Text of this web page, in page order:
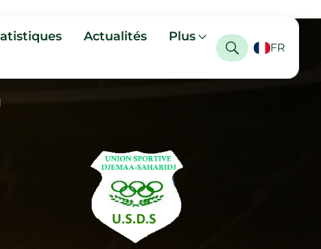
Actualités Plus
FR